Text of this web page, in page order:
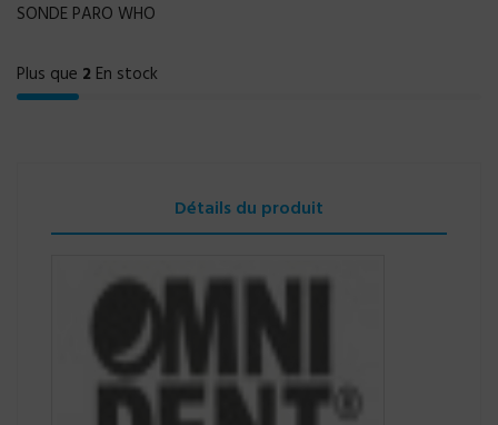
SONDE PARO WHO
Plus que 2 En stock
Détails du produit